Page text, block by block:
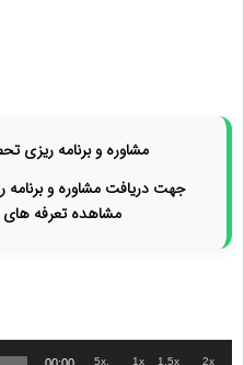
مشاوره و برنامه ریزی
جهت دریافت مشاوره و برنامه
مشاهده تعرفه های
پخش‌کننده
1x 1.5x 2x